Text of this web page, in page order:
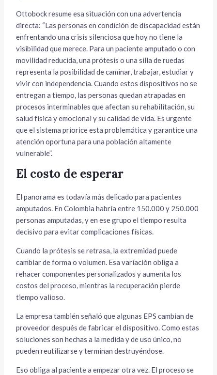
Ottobock resume esa situación con una advertencia
directa: “Las personas en condición de discapacidad están
enfrentando una crisis silenciosa que hoy no tiene la
visibilidad que merece. Para un paciente amputado o con
movilidad reducida, una prótesis o una silla de ruedas
representa la posibilidad de caminar, trabajar, estudiar y
vivir con independencia. Cuando estos dispositivos no se
entregan a tiempo, las personas quedan atrapadas en
procesos interminables que afectan su rehabilitación, su
salud física y emocional y su calidad de vida. Es urgente
que el sistema priorice esta problemática y garantice una
atención oportuna para una población altamente
vulnerable”.
El costo de esperar
El panorama es todavía más delicado para pacientes
amputados. En Colombia habría entre 150.000 y 250.000
personas amputadas, y en ese grupo el tiempo resulta
decisivo para evitar complicaciones físicas.
Cuando la prótesis se retrasa, la extremidad puede
cambiar de forma o volumen. Esa variación obliga a
rehacer componentes personalizados y aumenta los
costos del proceso, mientras la recuperación pierde
tiempo valioso.
La empresa también señaló que algunas EPS cambian de
proveedor después de fabricar el dispositivo. Como estas
soluciones son hechas a la medida y de uso único, no
pueden reutilizarse y terminan destruyéndose.
Eso obliga al paciente a empezar otra vez. El proceso se